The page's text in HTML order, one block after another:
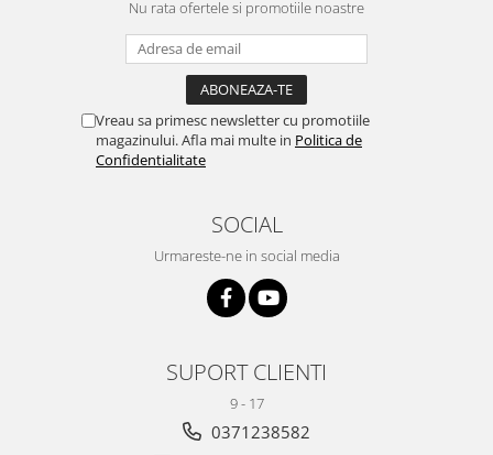
Nu rata ofertele si promotiile noastre
Vreau sa primesc newsletter cu promotiile
magazinului. Afla mai multe in Politica de
Confidentialitate
SOCIAL
Urmareste-ne in social media
SUPORT CLIENTI
9 - 17
0371238582